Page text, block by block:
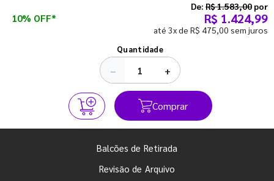
10% OFF*
De: R$ 1.583,00 por
R$ 1.424,99
até 3x de R$ 475,00 sem juros
Quantidade
− +
Comprar
Balcões de Retirada
Revisão de Arquivo